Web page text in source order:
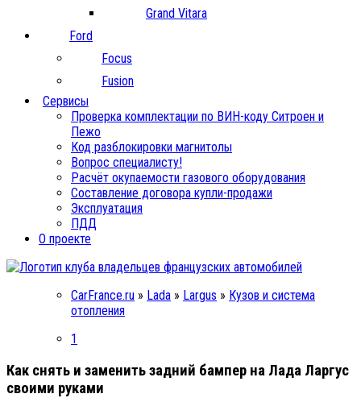
Grand Vitara
Ford
Focus
Fusion
Сервисы
Проверка комплектации по ВИН-коду Ситроен и
Пежо
Код разблокировки магнитолы
Вопрос специалисту!
Расчёт окупаемости газового оборудования
Составление договора купли-продажи
Эксплуатация
ПДД
О проекте
CarFrance.ru » Lada » Largus » Кузов и система
отопления
1
Как снять и заменить задний бампер на Лада Ларгус
своими руками